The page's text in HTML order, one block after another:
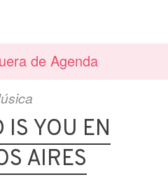
de Agenda
IS YOU EN
AIRES